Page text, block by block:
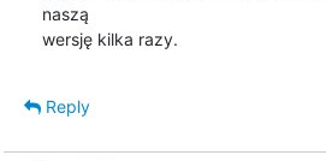
naszą
wersję kilka razy.
Reply